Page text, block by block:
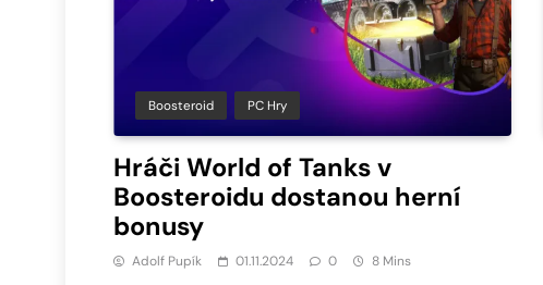
Boosteroid PC Hry
Hráči World of Tanks v
Boosteroidu dostanou herní
bonusy
Adolf Pupík 01.11.2024 0 8 Mins